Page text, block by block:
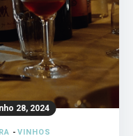
28, 2024
-VINHOS